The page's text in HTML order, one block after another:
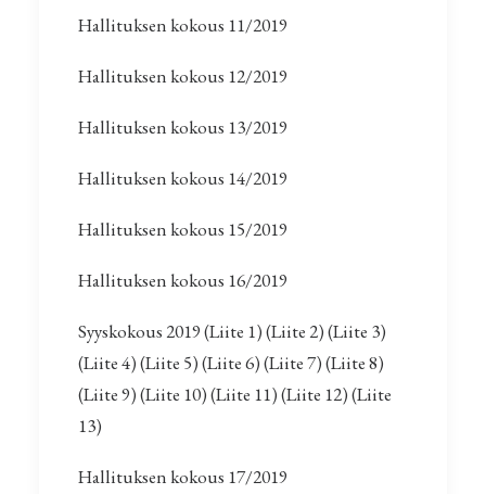
Hallituksen kokous 11/2019
Hallituksen kokous 12/2019
Hallituksen kokous 13/2019
Hallituksen kokous 14/2019
Hallituksen kokous 15/2019
Hallituksen kokous 16/2019
Syyskokous 2019(Liite 1)(Liite 2)(Liite 3)
(Liite 4)(Liite 5)(Liite 6)(Liite 7)(Liite 8)
(Liite 9)(Liite 10)(Liite 11)(Liite 12)(Liite
13)
Hallituksen kokous 17/2019